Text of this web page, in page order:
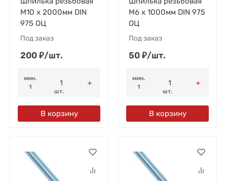
М10 x 2000мм DIN
975 ОЦ
Под заказ
200 ₽/шт.
мин.
1
шт.
В корзину
М6 x 1000мм DIN 975
ОЦ
Под заказ
50 ₽/шт.
мин.
1
шт.
В корзину